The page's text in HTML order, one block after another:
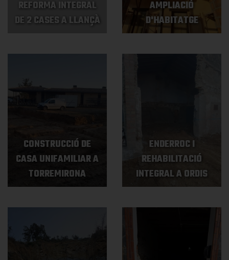
REFORMA INTEGRAL
DE 2 CASES A LLANÇÀ
AMPLIACIÓ
D'HABITATGE
CONSTRUCCIÓ DE
CASA UNIFAMILIAR A
TORREMIRONA
ENDERROC I
REHABILITACIÓ
INTEGRAL A ORDIS